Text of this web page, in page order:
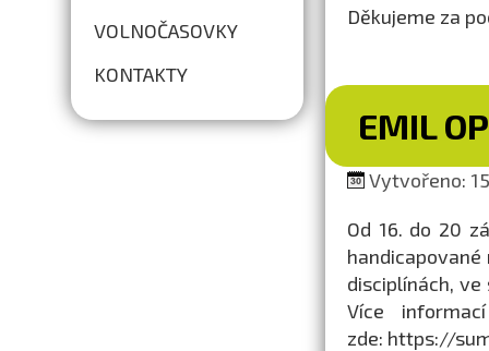
VOLNOČASOVKY
KONTAKTY
Děkujeme za
EMIL
Vytvořeno:
Od 16. do 20
disciplínách,
Více
zde: https://